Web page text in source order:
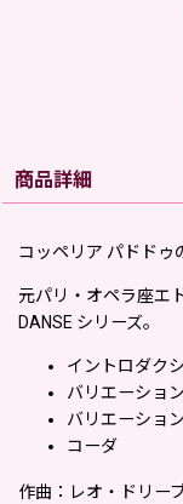
商品詳細
コッペリア パドドゥ
元パリ・オペラ座エ
DANSE シリーズ。
イントロダク
バリエーショ
バリエーショ
コーダ
作曲：レオ・ドリー